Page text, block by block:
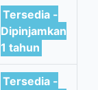
Tersedia -
Dipinjamkan
1 tahun
Tersedia -